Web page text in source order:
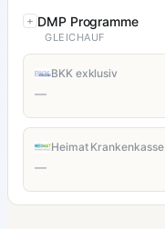
DMP Programme
GLEICHAUF
BKK exklusiv
—
Heimat Krankenkasse
—